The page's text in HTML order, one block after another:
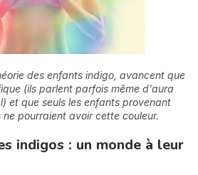
des enfants indigo, avancent que
(ils parlent parfois même d'aura
et que seuls les enfants provenant
pourraient avoir cette couleur.
indigos : un monde à leur